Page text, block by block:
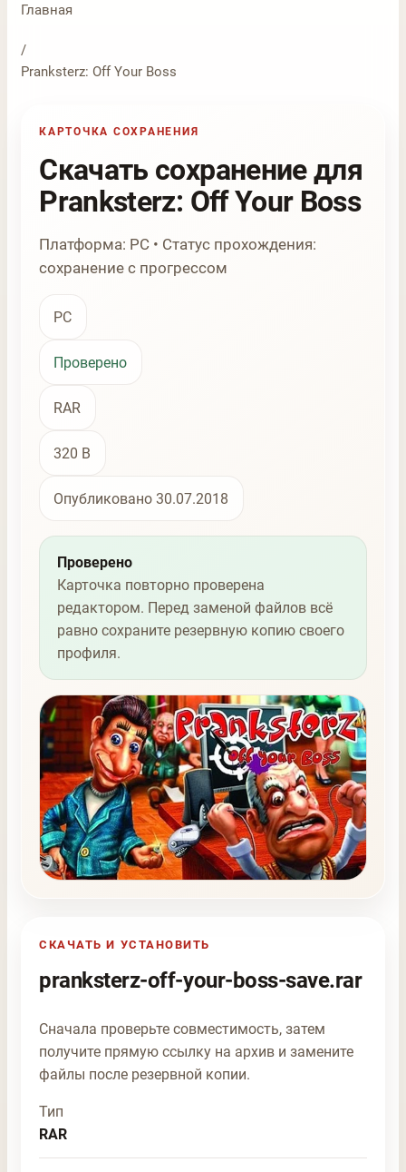
Главная
/
Pranksterz: Off Your Boss
КАРТОЧКА СОХРАНЕНИЯ
Скачать сохранение для
Pranksterz: Off Your Boss
Платформа: PC • Статус прохождения:
сохранение с прогрессом
PC
Проверено
RAR
320 B
Опубликовано 30.07.2018
Проверено
Карточка повторно проверена
редактором. Перед заменой файлов всё
равно сохраните резервную копию своего
профиля.
СКАЧАТЬ И УСТАНОВИТЬ
pranksterz-off-your-boss-save.rar
Сначала проверьте совместимость, затем
получите прямую ссылку на архив и замените
файлы после резервной копии.
Тип
RAR